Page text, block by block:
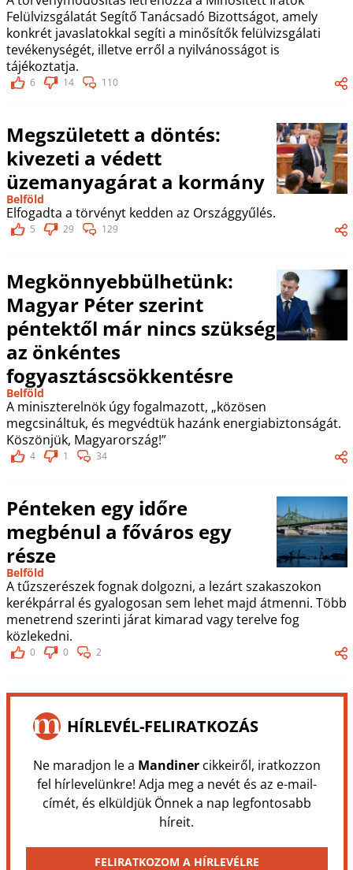
Felülvizsgálatát Segítő Tanácsadó Bizottságot, amely
konkrét javaslatokkal segíti a minősítők felülvizsgálati
tevékenységét, illetve erről a nyilvánosságot is
tájékoztatja.
6 14 110
Megszületett a döntés:
kivezeti a védett
üzemanyagárat a kormány
Belföld
Elfogadta a törvényt kedden az Országgyűlés.
5 29 129
Megkönnyebbülhetünk:
Magyar Péter szerint
péntektől már nincs szükség
az önkéntes
fogyasztáscsökkentésre
Belföld
A miniszterelnök úgy fogalmazott, „közösen
megcsináltuk, és megvédtük hazánk energiabiztonságát.
Köszönjük, Magyarország!”
4 1 34
Pénteken egy időre
megbénul a főváros egy
része
Belföld
A tűzszerészek fognak dolgozni, a lezárt szakaszokon
kerékpárral és gyalogosan sem lehet majd átmenni. Több
menetrend szerinti járat kimarad vagy terelve fog
közlekedni.
0 0 2
HÍRLEVÉL-FELIRATKOZÁS
Ne maradjon le a Mandinercikkeiről, iratkozzon
fel hírlevelünkre! Adja meg a nevét és az e-mail-
címét, és elküldjük Önnek a nap legfontosabb
híreit.
FELIRATKOZOM A HÍRLEVÉLRE